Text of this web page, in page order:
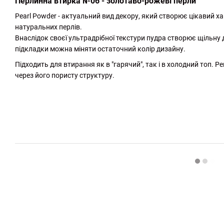
Pearl Powder - актуальний вид декору, який створює цікавий
натуральних перлів.
Внаслідок своєї ультрадрібної текстури пудра створює
підкладки можна міняти остаточний колір дизайну.
Підходить для втирання як в "гарячий", так і в холодний топ.
через його пористу структуру.